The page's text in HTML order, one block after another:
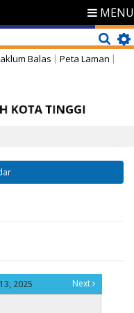
MENU
Balas
Peta Laman
2025 Next